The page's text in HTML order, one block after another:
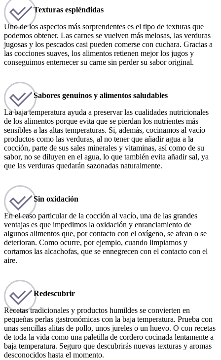
Texturas espléndidas
Uno de los aspectos más sorprendentes es el tipo de texturas que
podemos obtener. Las carnes se vuelven más melosas, las verduras
jugosas y los pescados casi pueden comerse con cuchara. Gracias a
las cocciones suaves, los alimentos retienen mejor los jugos y
conseguimos enternecer su carne sin perder su sabor original.
Sabores genuinos y alimentos saludables
La baja temperatura ayuda a preservar las cualidades nutricionales
de los alimentos porque evita que se pierdan los nutrientes más
sensibles a las altas temperaturas. Si, además, cocinamos al vacío
productos como las verduras, al no tener que añadir agua a la
cocción, parte de sus sales minerales y vitaminas, así como de su
sabor, no se diluyen en el agua, lo que también evita añadir sal, ya
que las verduras quedarán sazonadas naturalmente.
Sin oxidación
En el caso particular de la cocción al vacío, una de las grandes
ventajas es que impedimos la oxidación y enranciamiento de
algunos alimentos que, por contacto con el oxígeno, se afean o se
deterioran. Como ocurre, por ejemplo, cuando limpiamos y
cortamos las alcachofas, que se ennegrecen con el contacto con el
aire.
Redescubrir
Recetas tradicionales y productos humildes se convierten en
pequeñas perlas gastronómicas con la baja temperatura. Prueba con
unas sencillas alitas de pollo, unos jureles o un huevo. O con recetas
de toda la vida como una paletilla de cordero cocinada lentamente a
baja temperatura. Seguro que descubrirás nuevas texturas y aromas
desconocidos hasta el momento.